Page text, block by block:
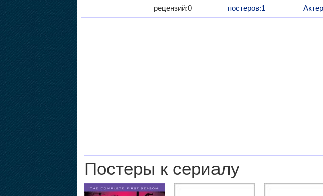
рецензий:0
постеров:1
Постеры к сериалу